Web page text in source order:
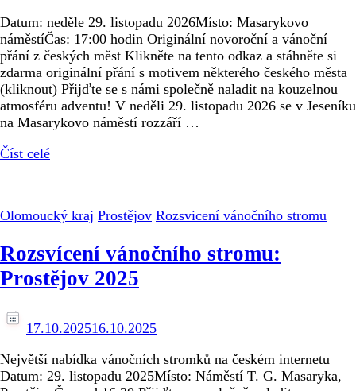
Datum: neděle 29. listopadu 2026Místo: Masarykovo
náměstíČas: 17:00 hodin Originální novoroční a vánoční
přání z českých měst Klikněte na tento odkaz a stáhněte si
zdarma originální přání s motivem některého českého města
(kliknout) Přijďte se s námi společně naladit na kouzelnou
atmosféru adventu! V neděli 29. listopadu 2026 se v Jeseníku
na Masarykovo náměstí rozzáří …
Číst celé
Olomoucký kraj Prostějov Rozsvicení vánočního stromu
Rozsvícení vánočního stromu:
Prostějov 2025
17.10.202516.10.2025
Největší nabídka vánočních stromků na českém internetu
Datum: 29. listopadu 2025Místo: Náměstí T. G. Masaryka,